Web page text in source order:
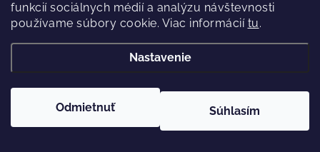
funkcií sociálnych médií a analýzu návštevnosti
používame súbory cookie. Viac informácií tu.
Nastavenie
Odmietnuť Súhlasím